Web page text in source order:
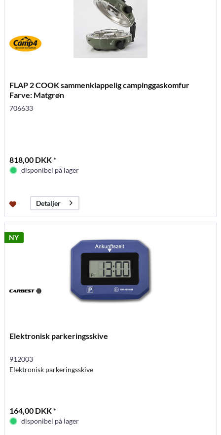
FLAP 2 COOK sammenklappelig campinggaskomfur
Farve: Matgrøn
706633
818,00 DKK *
disponibel på lager
Detaljer
NY
Elektronisk parkeringsskive
912003
Elektronisk parkeringsskive
164,00 DKK *
disponibel på lager